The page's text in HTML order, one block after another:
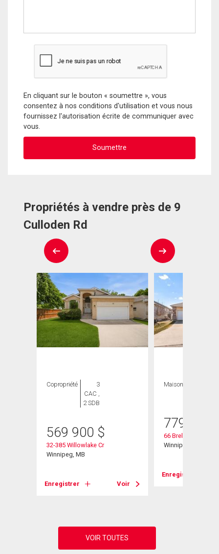
En cliquant sur le bouton « soumettre », vous
consentez à nos conditions d'utilisation et vous nous
fournissez l'autorisation écrite de communiquer avec
vous.
Propriétés à vendre près de 9
Culloden Rd
Copropriété
3
CAC ,
2 SDB
569 900 $
32-385 Willowlake Cr
Winnipeg, MB
Enregistrer Voir
Maison
779 900
66 Breland Bay
Winnipeg, MB
Enregistrer